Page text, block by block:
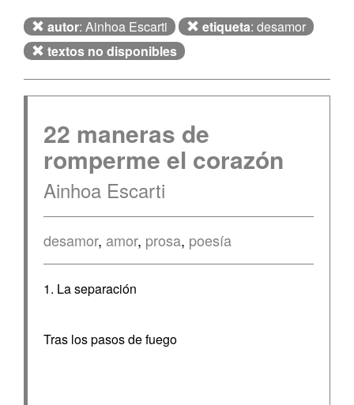
autor: Ainhoa Escarti etiqueta: desamor
textos no disponibles
22 maneras de
romperme el corazón
Ainhoa Escarti
desamor, amor, prosa, poesía
1. La separación
Tras los pasos de fuego